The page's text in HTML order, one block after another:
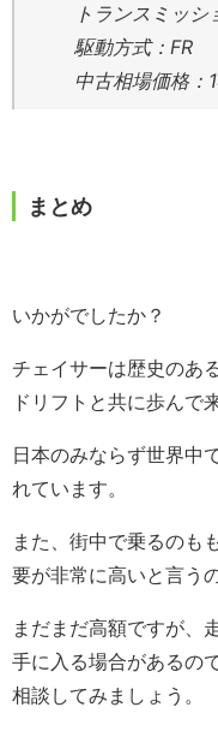
トランスミッ
駆動方式：FR
中古相場価格
まとめ
いかがでしたか？
チェイサーは歴史のあ
ドリフトと共に歩んで
日本のみならず世界中
れています。
また、街中で乗るのも
要が非常に高いと言う
まだまだ高額ですが、
手に入る場合があるの
相談してみましょう。